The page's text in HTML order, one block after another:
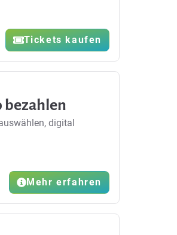
Tickets kaufen
bezahlen
digital
Mehr erfahren